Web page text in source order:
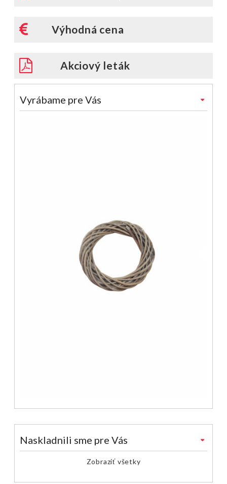
Výhodná cena
Akciový leták
Vyrábame pre Vás
Naskladnili sme pre Vás
Zobraziť všetky